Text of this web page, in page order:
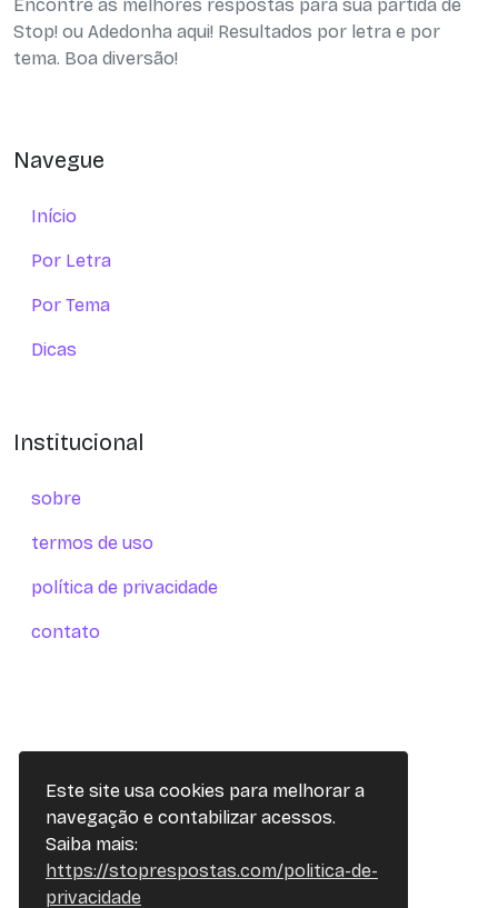
Este site usa cookies para melhorar a
navegação e contabilizar acessos.
Saiba mais:
https://stoprespostas.com/politica-de-
privacidade
Encontre as melhores respostas para sua partida de
Stop! ou Adedonha aqui! Resultados por letra e por
tema. Boa diversão!
Navegue
Início
Por Letra
Por Tema
Dicas
Institucional
sobre
termos de uso
política de privacidade
contato